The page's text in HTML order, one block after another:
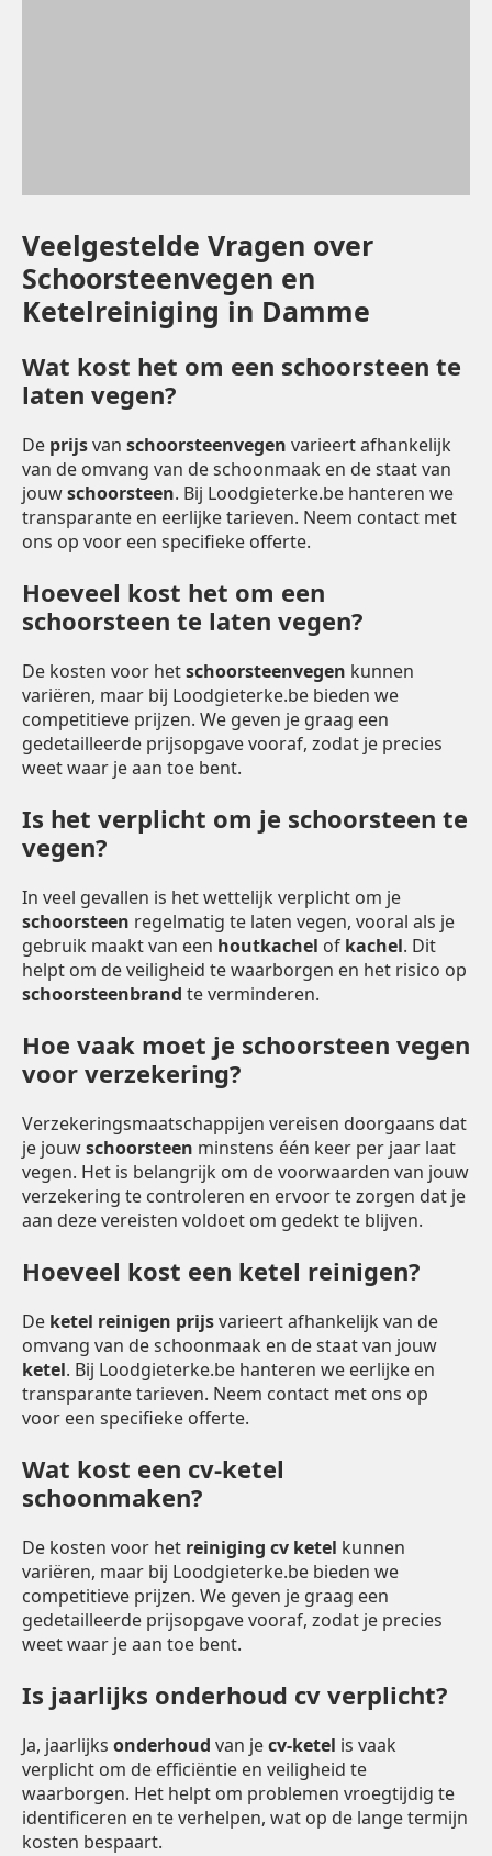
Veelgestelde Vragen over
Schoorsteenvegen en
Ketelreiniging in Damme
Wat kost het om een schoorsteen te
laten vegen?
De prijsvan schoorsteenvegen varieert afhankelijk
van de omvang van de schoonmaak en de staat van
jouwschoorsteen. Bij Loodgieterke.be hanteren we
transparante en eerlijke tarieven. Neem contact met
ons op voor een specifieke offerte.
Hoeveel kost het om een
schoorsteen te laten vegen?
De kosten voor hetschoorsteenvegen kunnen
variëren, maar bij Loodgieterke.be bieden we
competitieve prijzen. We geven je graag een
gedetailleerde prijsopgave vooraf, zodat je precies
weet waar je aan toe bent.
Is het verplicht om je schoorsteen te
vegen?
In veel gevallen is het wettelijk verplicht om je
schoorsteen regelmatig te laten vegen, vooral als je
gebruik maakt van een houtkachel of kachel. Dit
helpt om de veiligheid te waarborgen en het risico op
schoorsteenbrand te verminderen.
Hoe vaak moet je schoorsteen vegen
voor verzekering?
Verzekeringsmaatschappijen vereisen doorgaans dat
je jouwschoorsteen minstens één keer per jaar laat
vegen. Het is belangrijk om de voorwaarden van jouw
verzekering te controleren en ervoor te zorgen dat je
aan deze vereisten voldoet om gedekt te blijven.
Hoeveel kost een ketel reinigen?
De ketel reinigen prijsvarieert afhankelijk van de
omvang van de schoonmaak en de staat van jouw
ketel. Bij Loodgieterke.be hanteren we eerlijke en
transparante tarieven. Neem contact met ons op
voor een specifieke offerte.
Wat kost een cv-ketel
schoonmaken?
De kosten voor het reiniging cv ketel kunnen
variëren, maar bij Loodgieterke.be bieden we
competitieve prijzen. We geven je graag een
gedetailleerde prijsopgave vooraf, zodat je precies
weet waar je aan toe bent.
Is jaarlijks onderhoud cv verplicht?
Ja, jaarlijks onderhoud van jecv-ketel is vaak
verplicht om de efficiëntie en veiligheid te
waarborgen. Het helpt om problemen vroegtijdig te
identificeren en te verhelpen, wat op de lange termijn
kosten bespaart.